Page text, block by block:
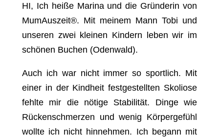
HI, Ich heiße Marina und die Gründerin von
MumAuszeit®. Mit meinem Mann Tobi und
unseren zwei kleinen Kindern leben wir im
schönen Buchen (Odenwald).
Auch ich war nicht immer so sportlich. Mit
einer in der Kindheit festgestellten Skoliose
fehlte mir die nötige Stabilität. Dinge wie
Rückenschmerzen und wenig Körpergefühl
wollte ich nicht hinnehmen. Ich begann mit